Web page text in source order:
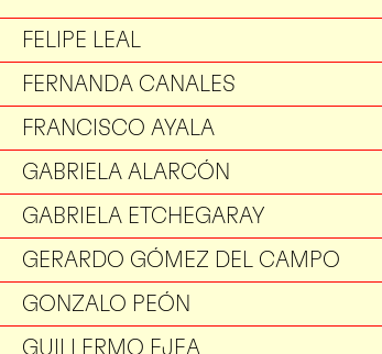
FELIPE LEAL
FERNANDA CANALES
FRANCISCO AYALA
GABRIELA ALARCÓN
GABRIELA ETCHEGARAY
GERARDO GÓMEZ DEL CAMPO
GONZALO PEÓN
GUILLERMO EJEA